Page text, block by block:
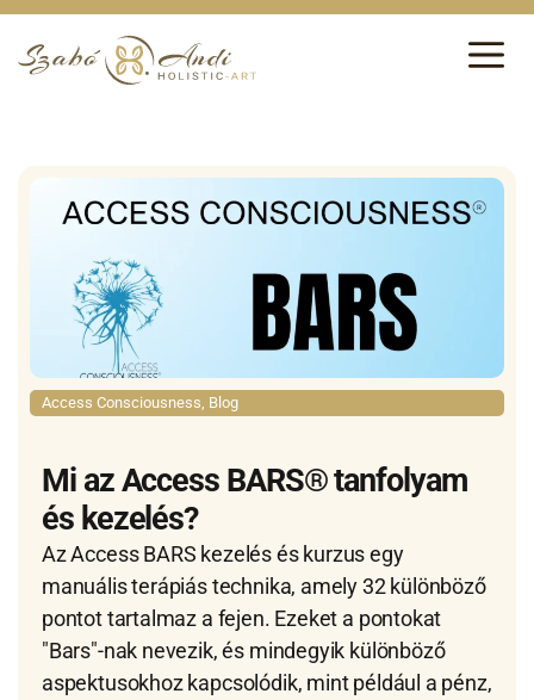
Access Consciousness Blog
Mi az Access BARS® tanfolyam
és kezelés?
Az Access BARS kezelés és kurzus egy
manuális terápiás technika, amely 32 különböző
pontot tartalmaz a fejen. Ezeket a pontokat
"Bars"-nak nevezik, és mindegyik különböző
aspektusokhoz kapcsolódik, mint például a pénz,